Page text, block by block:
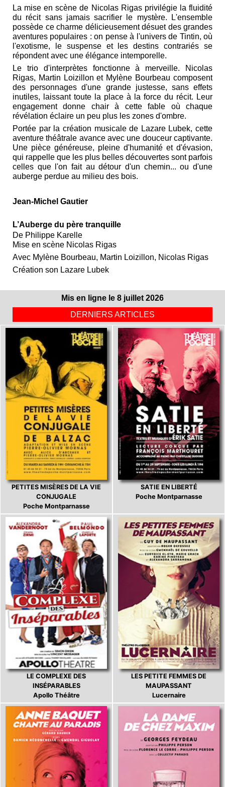
La mise en scène de Nicolas Rigas privilégie la fluidité
du récit sans jamais sacrifier le mystère. L'ensemble
possède ce charme délicieusement désuet des grandes
aventures populaires : on pense à l'univers de Tintin, où
l'exotisme, le suspense et les destins contrariés se
répondent avec une élégance intemporelle.
Le trio d'interprètes fonctionne à merveille. Nicolas
Rigas, Martin Loizillon et Mylène Bourbeau composent
des personnages d'une grande justesse, sans effets
inutiles, laissant toute la place à la force du récit. Leur
engagement donne chair à cette fable où chaque
révélation éclaire un peu plus les zones d'ombre.
Portée par la création musicale de Lazare Lubek, cette
aventure théâtrale avance avec une douceur captivante.
Une pièce généreuse, pleine d'humanité et d'évasion,
qui rappelle que les plus belles découvertes sont parfois
celles que l'on fait au détour d'un chemin... ou d'une
auberge perdue au milieu des bois.
Jean‑Michel Gautier
L’Auberge du père tranquille
De Philippe Karelle
Mise en scène Nicolas Rigas
Avec Mylène Bourbeau, Martin Loizillon, Nicolas Rigas
Création son Lazare Lubek
Mis en ligne le 8 juillet 2026
DERNIERS ARTICLES
PETITES MISÈRES DE LA VIE
CONJUGALE
Poche Montparnasse
SATIE EN LIBERTÉ
Poche Montparnasse
LE COMPLEXE DES
INSÉPARABLES
Apollo Théâtre
LES PETITE FEMMES DE
MAUPASSANT
Lucernaire